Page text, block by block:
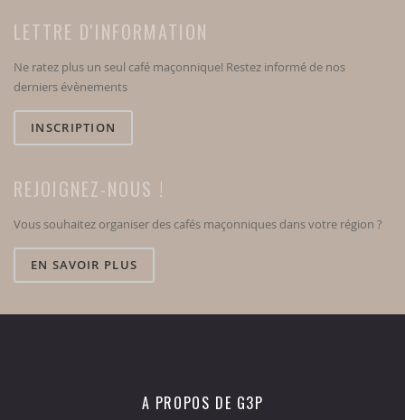
LETTRE D'INFORMATION
Ne ratez plus un seul café maçonnique! Restez informé de nos
derniers évènements
INSCRIPTION
REJOIGNEZ-NOUS !
Vous souhaitez organiser des cafés maçonniques dans votre région ?
EN SAVOIR PLUS
A PROPOS DE G3P